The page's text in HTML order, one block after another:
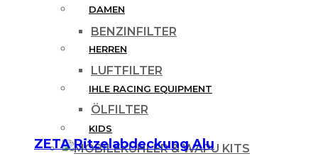
BENZINFILTER
LUFTFILTER
ÖLFILTER
KÜHLER & WAPU KITS
DAMEN
HERREN
IHLE RACING EQUIPMENT
KIDS
ZETA Ritzelabdeckung Alu